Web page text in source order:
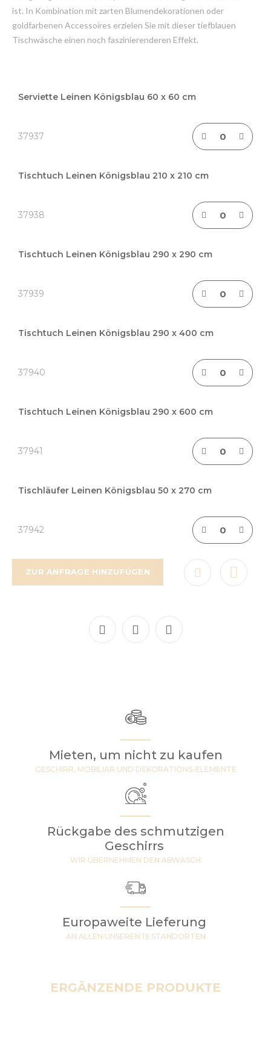
ist. In Kombination mit zarten Blumendekorationen oder
goldfarbenen Accessoires erzielen Sie mit dieser tiefblauen
Tischwäsche einen noch faszinierenderen Effekt.
product
Serviette Leinen Königsblau 60 x 60 cm
37937
Tischtuch Leinen Königsblau 210 x 210 cm
37938
Tischtuch Leinen Königsblau 290 x 290 cm
37939
Tischtuch Leinen Königsblau 290 x 400 cm
37940
Tischtuch Leinen Königsblau 290 x 600 cm
37941
Tischläufer Leinen Königsblau 50 x 270 cm
37942
ZUR ANFRAGE HINZUFÜGEN
Mieten, um nicht zu kaufen
GESCHIRR, MOBILIAR UND DEKORATIONS-ELEMENTE
Rückgabe des schmutzigen
Geschirrs
WIR ÜBERNEHMEN DEN ABWASCH
Europaweite Lieferung
AN ALLEN UNSEREN 19 STANDORTEN
ERGÄNZENDE PRODUKTE